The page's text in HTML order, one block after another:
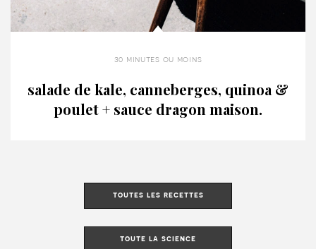
30 minutes ou moins
salade de kale, canneberges, quinoa &
poulet + sauce dragon maison.
toutes les recettes
toute la science